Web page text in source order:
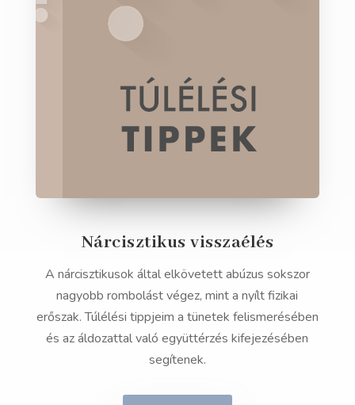
Nárcisztikus visszaélés
A nárcisztikusok által elkövetett abúzus sokszor
nagyobb rombolást végez, mint a nyílt fizikai
erőszak. Túlélési tippjeim a tünetek felismerésében
és az áldozattal való együttérzés kifejezésében
segítenek.